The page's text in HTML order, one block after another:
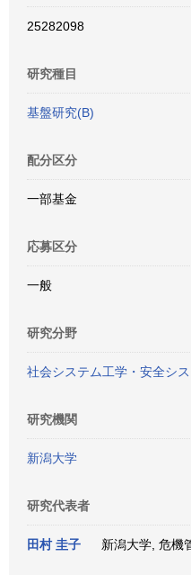
25282098
研究種目
基盤研究(B)
配分区分
一部基金
応募区分
一般
研究分野
社会システム工学・安全シ
研究機関
新潟大学
研究代表者
田村 圭子 新潟大学, 危機